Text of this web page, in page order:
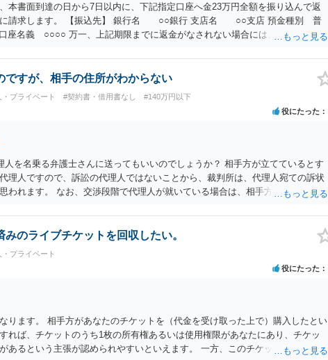
本書面到達の日から7日以内に、下記指定口座へ金23万円全額を振り込んで返
に請求します。 【振込先】 銀行名 ○○銀行 支店名 ○○支店 預金種別 普
名義 ○○○○ 万一、上記期限までに返金がなされない場合には、貴殿には任
促その他必要な法的手続を直ちに講じます。 その際には、訴訟に要する費用そ
についても併せて請求する予定ですので、あらかじめ申し添えます。 本件は、
どの内部事情は、私に対する返還義務の発生や履行時期には何ら影響を及ぼす
れ以上、本件の解決を不必要に遅延させることなく、誠意をもって速やかに返金
く求めます。 以上
ですが、相手の住所がわからない
・プライベート #契約書・借用書なし #140万円以下
役にたった
人を名乗る弁護士さんに送ってもいいのでしょうか？ 相手方が立てているとす
理人ですので、訴訟の代理人ではないことから、裁判所は、代理人宛ての訴状
われます。 なお、交渉段階で代理人が就いている場合は、相手方（被告）の住
人弁護士に事前連絡し、引き続き訴訟も受任するかを聞いたうえで、受任の意
で、直接被告に送達するのではなく、代理人に訴状の受領を促すこともありま
士に委任するかも疑わしいのですが）も住所は明らかにしないでしょう。 何か
どの情報）から、相手の住所等の情報を割り出していくしかないように思えま
のライブチケットを回収したい。
・プライベート
役にたった
ります。 相手方があなたのチケットを（代金を受け取った上で）購入したとい
れば、チケットのうち1枚の所有権あるいは使用権限があなたにあり、チケッ
あるという主張が認められやすいといえます。 一方、このチケット購入には